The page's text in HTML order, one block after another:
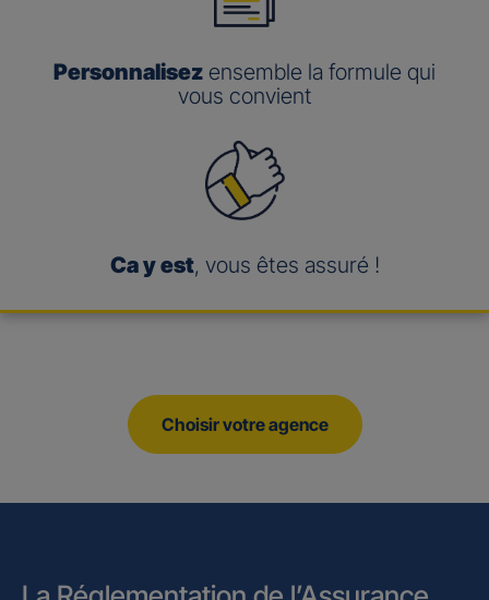
Personnalisez ensemble la formule qui
vous convient
Ca y est, vous êtes assuré !
Choisir votre agence